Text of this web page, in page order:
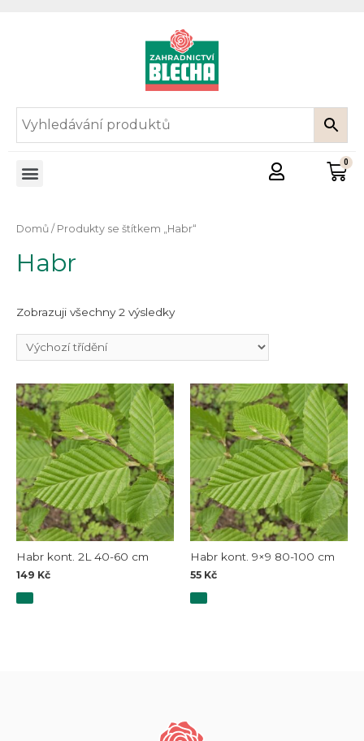
Domů / Produkty se štítkem „Habr“
Habr
Zobrazuji všechny 2 výsledky
Habr kont. 2L 40-60 cm
149 Kč
Habr kont. 9×9 80-100 cm
55 Kč